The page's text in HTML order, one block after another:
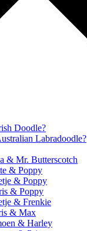
Doodle?
Labradoodle?
& Mr. Butterscotch
& Poppy
& Poppy
& Poppy
& Frenkie
& Max
& Harley